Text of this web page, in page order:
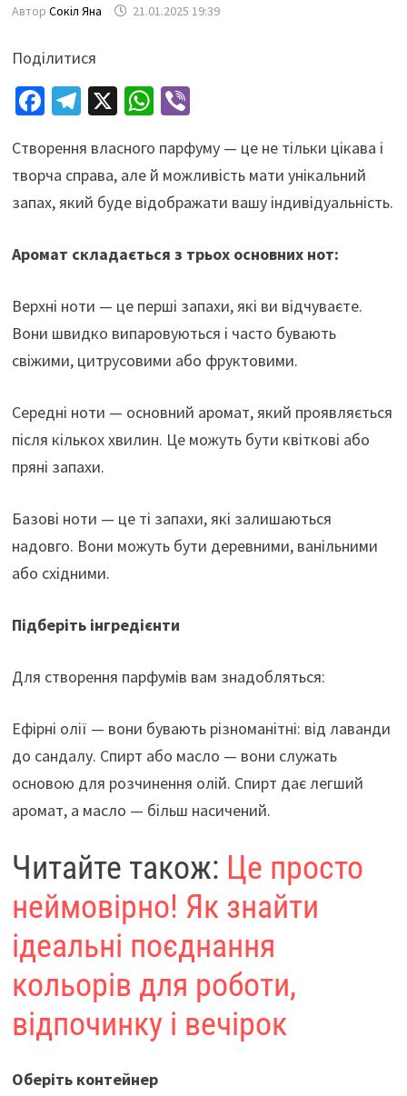
Автор Сокіл Яна 21.01.2025 19:39
Поділитися
Fa
b
o
o
k
Te
gr
a
m
X W
at
sA
p
p
Vi
er
Створення власного парфуму — це не тільки цікава і
творча справа, але й можливість мати унікальний
запах, який буде відображати вашу індивідуальність.
Аромат складається з трьох основних нот:
Верхні ноти — це перші запахи, які ви відчуваєте.
Вони швидко випаровуються і часто бувають
свіжими, цитрусовими або фруктовими.
Середні ноти — основний аромат, який проявляється
після кількох хвилин. Це можуть бути квіткові або
пряні запахи.
Базові ноти — це ті запахи, які залишаються
надовго. Вони можуть бути деревними, ванільними
або східними.
Підберіть інгредієнти
Для створення парфумів вам знадобляться:
Ефірні олії — вони бувають різноманітні: від лаванди
до сандалу. Спирт або масло — вони служать
основою для розчинення олій. Спирт дає легший
аромат, а масло — більш насичений.
Читайте також: Це просто
неймовірно! Як знайти
ідеальні поєднання
кольорів для роботи,
відпочинку і вечірок
Оберіть контейнер